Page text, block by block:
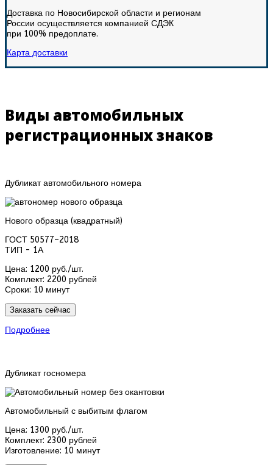
Доставка по Новосибирской области и регионам
России осуществляется компанией СДЭК
при 100% предоплате.
Карта доставки
Виды автомобильных
регистрационных знаков
Дубликат автомобильного номера
Нового образца (квадратный)
ГОСТ 50577–2018
ТИП - 1А
Цена: 1200 руб./шт.
Комплект: 2200 рублей
Сроки: 10 минут
Заказать сейчас
Подробнее
Дубликат госномера
Автомобильный с выбитым флагом
Цена: 1300 руб./шт.
Комплект: 2300 рублей
Изготовление: 10 минут